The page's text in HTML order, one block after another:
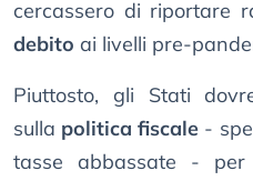
cercassero di riportare
debito ai livelli pre-
Piuttosto, gli Stati
sulla politica fiscale -
tasse abbassate -